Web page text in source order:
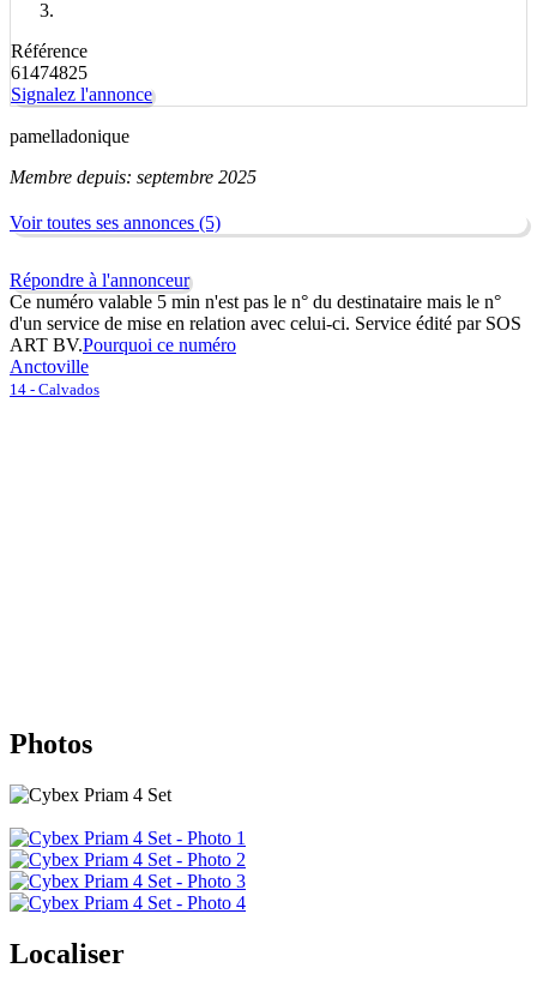
Référence
61474825
Signalez l'annonce
pamelladonique
Membre depuis: septembre 2025
Voir toutes ses annonces (5)
Répondre à l'annonceur
Ce numéro valable 5 min n'est pas le n° du destinataire mais le n°
d'un service de mise en relation avec celui-ci. Service édité par SOS
ART BV.Pourquoi ce numéro
Anctoville
14 - Calvados
Photos
Localiser